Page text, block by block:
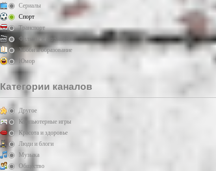
Сериалы
Спорт
Транспорт
Фильмы и анимация
Хобби и образование
Юмор
Категории каналов
Другое
Компьютерные игры
Красота и здоровье
Люди и блоги
Музыка
Общество